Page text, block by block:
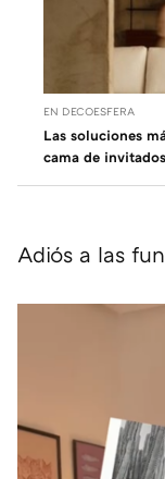
EN DECOESFERA
Las soluciones
cama de
Adiós a las